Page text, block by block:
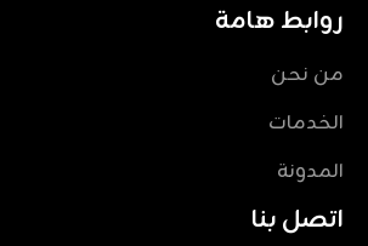
روابط هامة
من نحن
الخدمات
المدونة
اتصل بنا